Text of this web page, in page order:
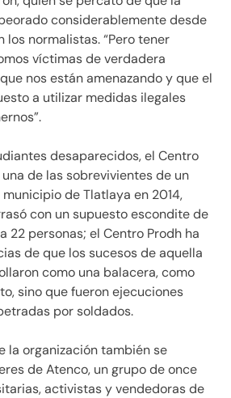
considerablemente desde
normalistas. “Pero tener
víctimas de verdadera
nos están amenazando y que el
a utilizar medidas ilegales
desaparecidos, el Centro
de las sobrevivientes de un
de Tlatlaya en 2014,
con un supuesto escondite de
22 personas; el Centro Prodh ha
de que los sucesos de aquella
como una balacera, como
sino que fueron ejecuciones
por soldados.
la organización también se
de Atenco, un grupo de once
activistas y vendedoras de